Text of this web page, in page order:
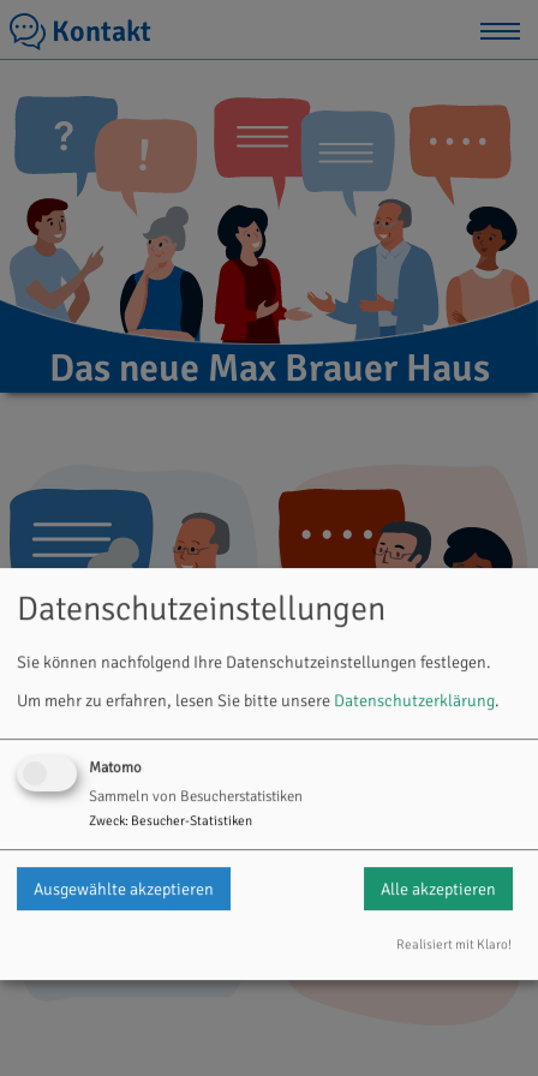
Kontakt
Das neue Max Brauer Haus
Ich bin
Bewohner*in…
...und möchte
mehr über die
...und möchte
mehr über die
Pläne erfahren
Datenschutzeinstellungen
Sie können nachfolgend Ihre Datenschutzeinstellungen festlegen.
Um mehr zu erfahren, lesen Sie bitte unsere Datenschutzerklärung.
Matomo
Sammeln von Besucherstatistiken
Zweck: Besucher-Statistiken
Ausgewählte akzeptieren Alle akzeptieren
Realisiert mit Klaro!